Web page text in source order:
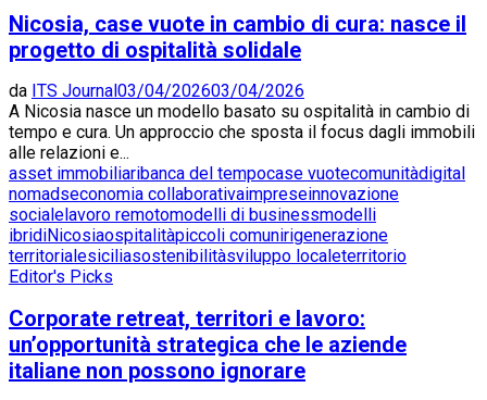
Nicosia, case vuote in cambio di cura: nasce il
progetto di ospitalità solidale
da ITS Journal03/04/202603/04/2026
A Nicosia nasce un modello basato su ospitalità in cambio di
tempo e cura. Un approccio che sposta il focus dagli immobili
alle relazioni e...
asset immobiliaribanca del tempocase vuotecomunitàdigital
nomadseconomia collaborativaimpreseinnovazione
socialelavoro remotomodelli di businessmodelli
ibridiNicosiaospitalitàpiccoli comunirigenerazione
territorialesiciliasostenibilitàsviluppo localeterritorio
Editor's Picks
Corporate retreat, territori e lavoro:
un’opportunità strategica che le aziende
italiane non possono ignorare